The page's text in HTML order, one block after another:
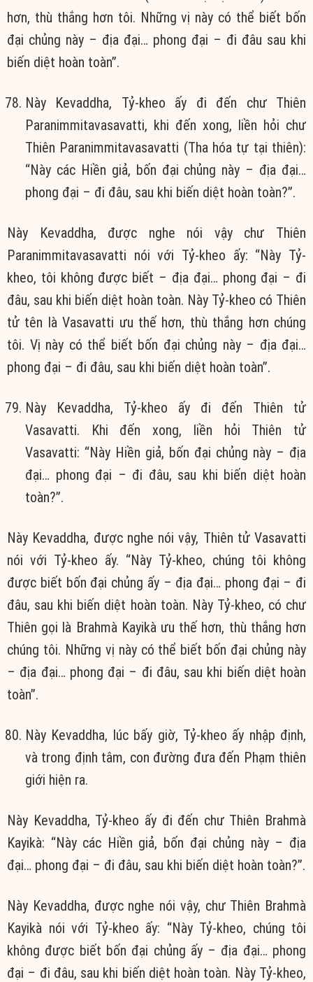
hơn, thù thắng hơn tôi. Những vị này có thể biết bốn
đại chủng này – địa đại… phong đại – đi đâu sau khi
biến diệt hoàn toàn”.
Này Kevaddha, Tỷ-kheo ấy đi đến chư Thiên
Paranimmitavasavatti, khi đến xong, liền hỏi chư
Thiên Paranimmitavasavatti (Tha hóa tự tại thiên):
“Này các Hiền giả, bốn đại chủng này – địa đại…
phong đại – đi đâu, sau khi biến diệt hoàn toàn?”.
Này Kevaddha, được nghe nói vậy chư Thiên
Paranimmitavasavatti nói với Tỷ-kheo ấy: “Này Tỷ-
kheo, tôi không được biết – địa đại… phong đại – đi
đâu, sau khi biến diệt hoàn toàn. Này Tỷ-kheo có Thiên
tử tên là Vasavatti ưu thế hơn, thù thắng hơn chúng
tôi. Vị này có thể biết bốn đại chủng này – địa đại…
phong đại – đi đâu, sau khi biến diệt hoàn toàn”.
Này Kevaddha, Tỷ-kheo ấy đi đến Thiên tử
Vasavatti. Khi đến xong, liền hỏi Thiên tử
Vasavatti: “Này Hiền giả, bốn đại chủng này – địa
đại… phong đại – đi đâu, sau khi biến diệt hoàn
toàn?”.
Này Kevaddha, được nghe nói vậy, Thiên tử Vasavatti
nói với Tỷ-kheo ấy. “Này Tỷ-kheo, chúng tôi không
được biết bốn đại chủng ấy – địa đại… phong đại – đi
đâu, sau khi biến diệt hoàn toàn. Này Tỷ-kheo, có chư
Thiên gọi là Brahmà Kayikà ưu thế hơn, thù thắng hơn
chúng tôi. Những vị này có thể biết bốn đại chủng này
– địa đại… phong đại – đi đâu, sau khi biến diệt hoàn
toàn”.
Này Kevaddha, lúc bấy giờ, Tỷ-kheo ấy nhập định,
và trong định tâm, con đường đưa đến Phạm thiên
giới hiện ra.
Này Kevaddha, Tỷ-kheo ấy đi đến chư Thiên Brahmà
Kayikà: “Này các Hiền giả, bốn đại chủng này – địa
đại… phong đại – đi đâu, sau khi biến diệt hoàn toàn?”.
Này Kevaddha, được nghe nói vậy, chư Thiên Brahmà
Kayikà nói với Tỷ-kheo ấy: “Này Tỷ-kheo, chúng tôi
không được biết bốn đại chủng ấy – địa đại… phong
đại – đi đâu, sau khi biến diệt hoàn toàn. Này Tỷ-kheo,